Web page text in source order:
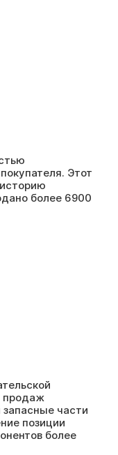
Этот
более 6900
продаж
части
позиции
более